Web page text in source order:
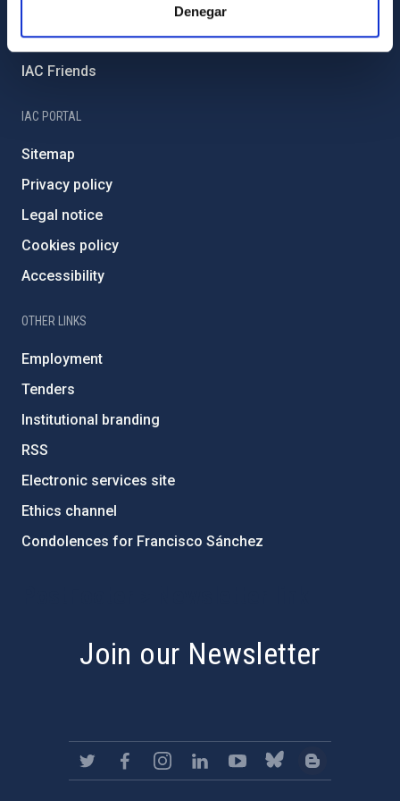
Denegar
Severo Ochoa Programme
IAC Friends
IAC PORTAL
Sitemap
Privacy policy
Legal notice
Cookies policy
Accessibility
OTHER LINKS
Employment
Tenders
Institutional branding
RSS
Electronic services site
Ethics channel
Condolences for Francisco Sánchez
Join our Newsletter